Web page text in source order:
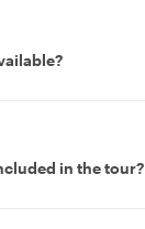
in the tour?